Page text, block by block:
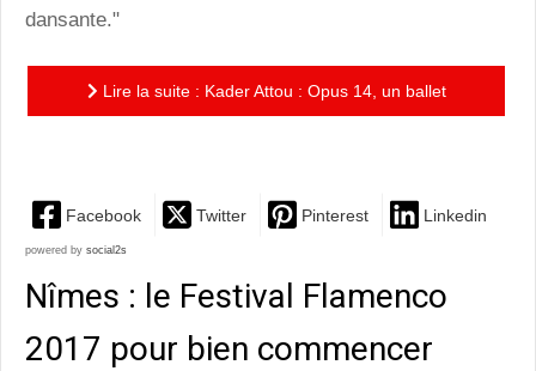
dansante."
Lire la suite : Kader Attou : Opus 14, un ballet
Facebook Twitter Pinterest Linkedin
powered by social2s
Nîmes : le Festival Flamenco
2017 pour bien commencer